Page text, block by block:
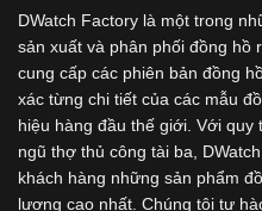
DWatch Factory là một trong
sản xuất và phân phối đồng hồ
cung cấp các phiên bản đồng
xác từng chi tiết của các mẫu
hiệu hàng đầu thế giới. Với
ngũ thợ thủ công tài ba,
khách hàng những sản phẩm
lượng cao nhất. Chúng tôi tự